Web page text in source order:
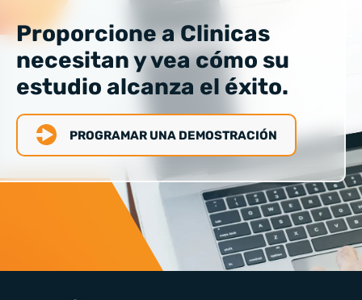
Proporcione a Clinicas
necesitan y vea cómo su
estudio alcanza el éxito.
PROGRAMAR UNA DEMOSTRACIÓN